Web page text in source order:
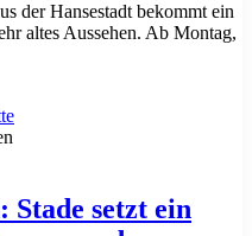
der Hansestadt bekommt ein
altes Aussehen. Ab Montag,
Stade setzt ein